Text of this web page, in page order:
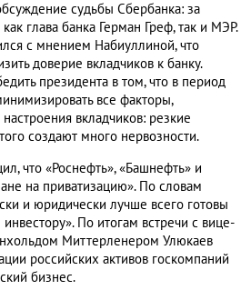
судьбы Сбербанка: за
глава банка Герман Греф, так и МЭР.
с мнением Набиуллиной, что
доверие вкладчиков к банку.
президента в том, что в период
все факторы,
вкладчиков: резкие
создают много нервозности.
что «Роснефть», «Башнефть» и
на приватизацию». По словам
и юридически лучше всего готовы
По итогам встречи с вице-
Миттерленером Улюкаев
российских активов госкомпаний
бизнес.